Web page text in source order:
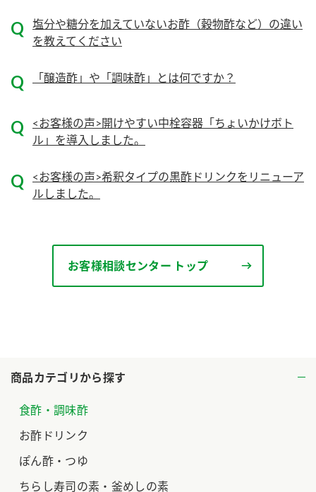
スペシャルサイト
お酢を知ろう！
納豆の豆知識
鍋奉行マニュアル
ロングセラー商品 ＋ おすすめレシピ
おいしさと健康への取り組み
よくあるご質問
地図から取り扱い店舗を探す
ミツカン公式通販
商品カテゴリから探す
食酢・調味酢
お酢ドリンク
ぽん酢・つゆ
ちらし寿司の素・釜めしの素
塩分や糖分を加えていないお酢（穀物酢など）の違い
を教えてください
「醸造酢」や「調味酢」とは何ですか？
<お客様の声>開けやすい中栓容器「ちょいかけボト
ル」を導入しました。
<お客様の声>希釈タイプの黒酢ドリンクをリニューア
ルしました。
お客様相談センター トップ